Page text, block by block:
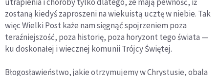
zostaną kiedyś zaproszeni na wiekuistą ucztę w niebie. Tak
więc Wielki Post każe nam sięgnąć spojrzeniem poza
teraźniejszość, poza historię, poza horyzont tego świata —
ku doskonałej i wiecznej komunii Trójcy Świętej.
Błogosławieństwo, jakie otrzymujemy w Chrystusie, obala